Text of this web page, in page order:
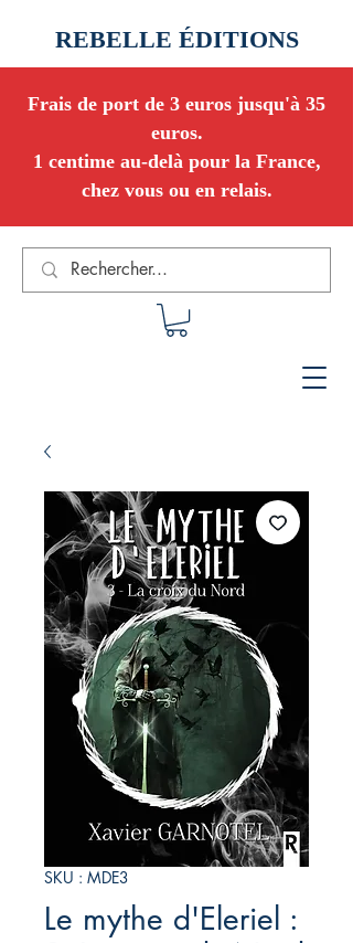
Frais de port de 3 euros jusqu'à 35
euros.
1 centime au-delà pour la France,
chez vous ou en relais.
REBELLE ÉDITIONS
SKU : MDE3
Le mythe d'Eleriel :